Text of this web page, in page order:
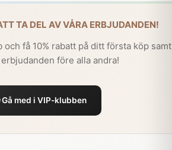
TA DEL AV VÅRA ERBJUDANDEN!
och få 10% rabatt på ditt första köp samt
före alla andra!
Gå med i VIP-klubben